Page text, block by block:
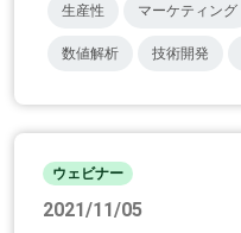
生産性 マーケティング
数値解析 技術開発
ウェビナー
2021/11/05